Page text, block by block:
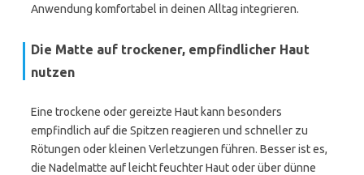
Anwendung komfortabel in deinen Alltag integrieren.
Die Matte auf trockener, empfindlicher Haut
nutzen
Eine trockene oder gereizte Haut kann besonders
empfindlich auf die Spitzen reagieren und schneller zu
Rötungen oder kleinen Verletzungen führen. Besser ist es,
die Nadelmatte auf leicht feuchter Haut oder über dünne